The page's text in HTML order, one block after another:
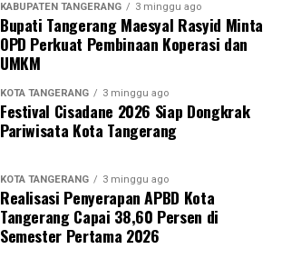
KABUPATEN TANGERANG 3 minggu ago
Bupati Tangerang Maesyal Rasyid Minta
OPD Perkuat Pembinaan Koperasi dan
UMKM
KOTA TANGERANG 3 minggu ago
Festival Cisadane 2026 Siap Dongkrak
Pariwisata Kota Tangerang
KOTA TANGERANG 3 minggu ago
Realisasi Penyerapan APBD Kota
Tangerang Capai 38,60 Persen di
Semester Pertama 2026